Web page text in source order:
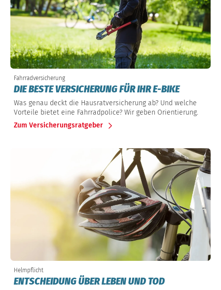
Fahrradversicherung
DIE BESTE VERSICHERUNG FÜR IHR E-BIKE
Was genau deckt die Hausratversicherung ab? Und welche
Vorteile bietet eine Fahrradpolice? Wir geben Orientierung.
Zum Versicherungsratgeber
Helmpflicht
ENTSCHEIDUNG ÜBER LEBEN UND TOD